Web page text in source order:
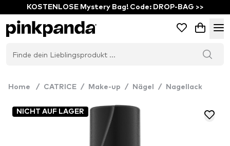
KOSTENLOSE Mystery Bag! Code: DROP-BAG >>
Home / CATRICE / Make-up / Nägel / Nagellack
NICHT AUF LAGER